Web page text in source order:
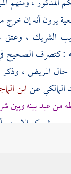
يرون أنه إن خرج
الشريك ،
: كتصرف الصحيح
حال المريض ،
المالكي عنابن
من عبد بينه وبين
شريكه إلا من
يقوم في الثلث
كما ذكرنا يقتضي